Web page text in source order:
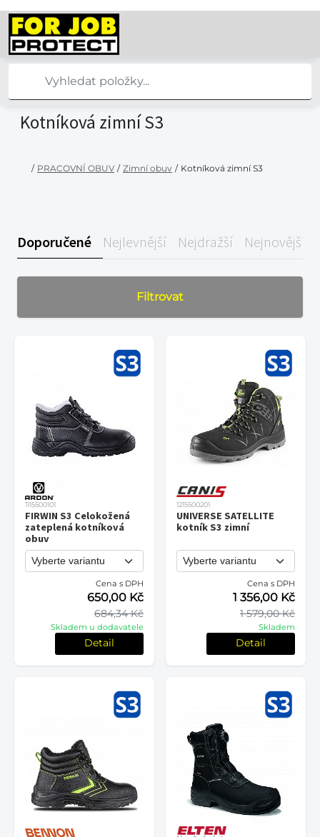
Kotníková zimní S3
/ PRACOVNÍ OBUV / Zimní obuv / Kotníková zimní S3
Doporučené Nejlevnější Nejdražší Nejnovější
Filtrovat
1115500101
FIRWIN S3 Celokožená
zateplená kotníková
obuv
Cena s DPH
684,34 Kč
650,00 Kč
Skladem u dodavatele
Detail
1215500201
UNIVERSE SATELLITE
kotník S3 zimní
Cena s DPH
1 579,00 Kč
1 356,00 Kč
Skladem
Detail